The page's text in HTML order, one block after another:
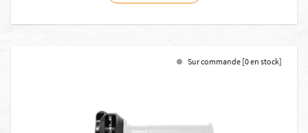
Sur commande [0 en stock]